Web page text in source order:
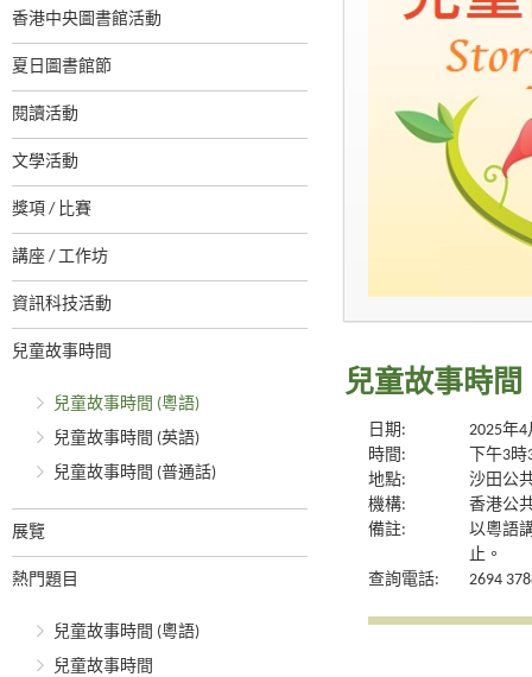
香港中央圖書館活動
夏日圖書館節
閱讀活動
文學活動
獎項 / 比賽
講座 / 工作坊
資訊科技活動
兒童故事時間
兒童故事時間 (粵語)
兒童故事時間 (英語)
兒童故事時間 (普通話)
展覽
熱門題目
兒童故事時間 (粵語)
兒童故事時間
兒童故事時間
日期:
2025年
時間:
下午3
地點:
沙田公
機構:
香港公
備註:
以粵語
止。
查詢電話:
2694